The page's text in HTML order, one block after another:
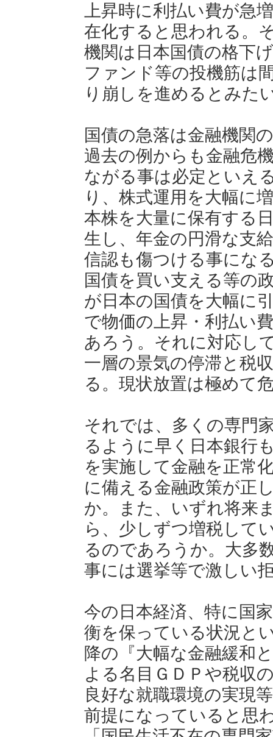
上昇時に利払い費が急
在化すると思われる。
機関は日本国債の格下
ファンド等の投機筋は
り崩しを進めるとみた
国債の急落は金融機関
過去の例からも金融危
ながる事は必定といえ
り、株式運用を大幅に
本株を大量に保有する
生し、年金の円滑な支
信認も傷つける事にな
国債を買い支える等の
が日本の国債を大幅に
で物価の上昇・利払い
あろう。それに対応し
一層の景気の停滞と税
る。現状放置は極めて
それでは、多くの専門
るように早く日本銀行
を実施して金融を正常
に備える金融政策が正
か。また、いずれ将来
ら、少しずつ増税して
るのであろうか。大多
事には選挙等で激しい
今の日本経済、特に国
衡を保っている状況と
降の『大幅な金融緩和
よる名目ＧＤＰや税収
良好な就職環境の実現
前提になっていると思